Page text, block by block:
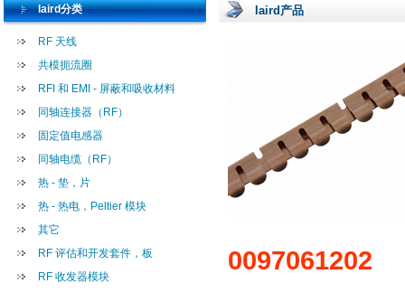
laird分类
RF 天线
共模扼流圈
RFI 和 EMI - 屏蔽和吸收材料
同轴连接器（RF）
固定值电感器
同轴电缆（RF）
热 - 垫，片
热 - 热电，Peltier 模块
其它
RF 评估和开发套件，板
RF 收发器模块
laird产品
0097061202